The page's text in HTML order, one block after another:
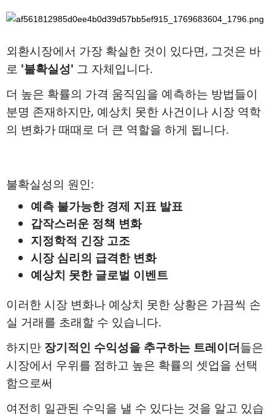
외환시장에서 가장 확실한 것이 있다면, 그것은 바
로 '불확실성' 그 자체입니다.
더 높은 확률의 가격 움직임을 예측하는 방법들이
분명 존재하지만, 예상치 못한 사건이나 시장 역학
의 변화가 때때로 더 큰 역할을 하게 됩니다.
불확실성의 원인:
예측 불가능한 경제 지표 발표
갑작스러운 정책 변화
지정학적 긴장 고조
시장 심리의 급격한 변화
예상치 못한 글로벌 이벤트
이러한 시장 변화나 예상치 못한 상황은 가끔씩 손
실 거래를 초래할 수 있습니다.
하지만 장기적인 수익성을 추구하는 트레이더들은
시장에서 우위를 점하고 높은 확률의 셋업을 선택
함으로써
여전히 일관된 수익을 낼 수 있다는 것을 알고 있습